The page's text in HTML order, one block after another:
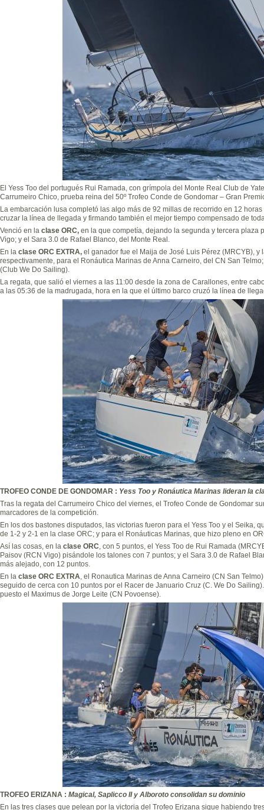
El Yess Too del portugués Rui Ramada, con grímpola del Monte Real Club de
Carrumeiro Chico, prueba reina del 50º Trofeo Conde de Gondomar – Gran
La embarcación lusa completó las algo más de 92 millas de recorrido en 12
cruzar la línea de llegada y firmando también el mejor tiempo compensado de
Venció en la clase ORC, en la que competía, dejando la segunda y tercera plaza
Vigo; y el Sara 3.0 de Rafael Blanco, del Monte Real.
En la clase ORC EXTRA, el ganador fue el Maija de José Luis Pérez (MRCYB), y
respectivamente, para el Ronáutica Marinas de Anna Carneiro, del CN San
(Club We Do Sailing).
La regata, que salió el viernes a las 11:00 desde la zona de Carallones, entre
a las 05:36 de la madrugada, hora en la que el último barco cruzó la línea de
TROFEO CONDE DE GONDOMAR : Yess Too y Ronáutica Marinas lideran la
Tras la regata del Carrumeiro Chico del viernes, el Trofeo Conde de Gondomar
marcadores de la competición.
En los dos bastones disputados, las victorias fueron para el Yess Too y el Seika,
de 1-2 y 2-1 en la clase ORC; y para el Ronáuticas Marinas, que hizo pleno en
Así las cosas, en la clase ORC, con 5 puntos, el Yess Too de Rui Ramada
Paisov (RCN Vigo) pisándole los talones con 7 puntos; y el Sara 3.0 de Rafael
más alejado, con 12 puntos.
En la clase ORC EXTRA, el Ronautica Marinas de Anna Carneiro (CN San
seguido de cerca con 10 puntos por el Racer de Januario Cruz (C. We Do
puesto el Maximus de Jorge Leite (CN Povoense).
TROFEO ERIZANA : Magical, Saplicco II y Alboroto consolidan su dominio
En las tres clases que pelean por la victoria del Trofeo Erizana sigue habiendo